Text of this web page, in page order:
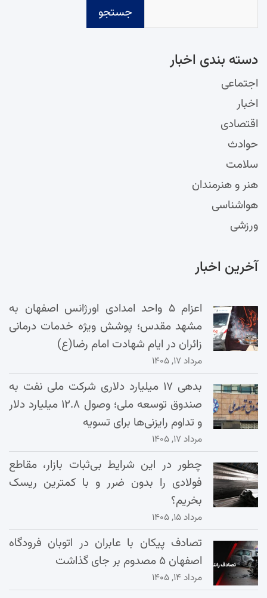
جستجو
دسته‌ بندی اخبار
اجتماعی
اخبار
اقتصادی
حوادث
سلامت
هنر و هنرمندان
هواشناسی
ورزشی
آخرین اخبار
اعزام ۵ واحد امدادی اورژانس اصفهان به
مشهد مقدس؛ پوشش ویژه خدمات درمانی
زائران در ایام شهادت امام رضا(ع)
مرداد ۱۷, ۱۴۰۵
بدهی ۱۷ میلیارد دلاری شرکت ملی نفت به
صندوق توسعه ملی؛ وصول ۱۲.۸ میلیارد دلار
و تداوم رایزنی‌ها برای تسویه
مرداد ۱۷, ۱۴۰۵
چطور در این شرایط بی‌ثبات بازار، مقاطع
فولادی را بدون ضرر و با کمترین ریسک
بخریم؟
مرداد ۱۵, ۱۴۰۵
تصادف پیکان با عابران در اتوبان فرودگاه
اصفهان ۵ مصدوم بر جای گذاشت
مرداد ۱۴, ۱۴۰۵